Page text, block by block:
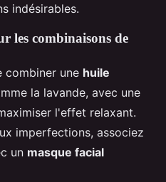
indésirables.
les combinaisons de
combiner une huile
la lavande, avec une
l'effet relaxant.
imperfections, associez
un masque facial